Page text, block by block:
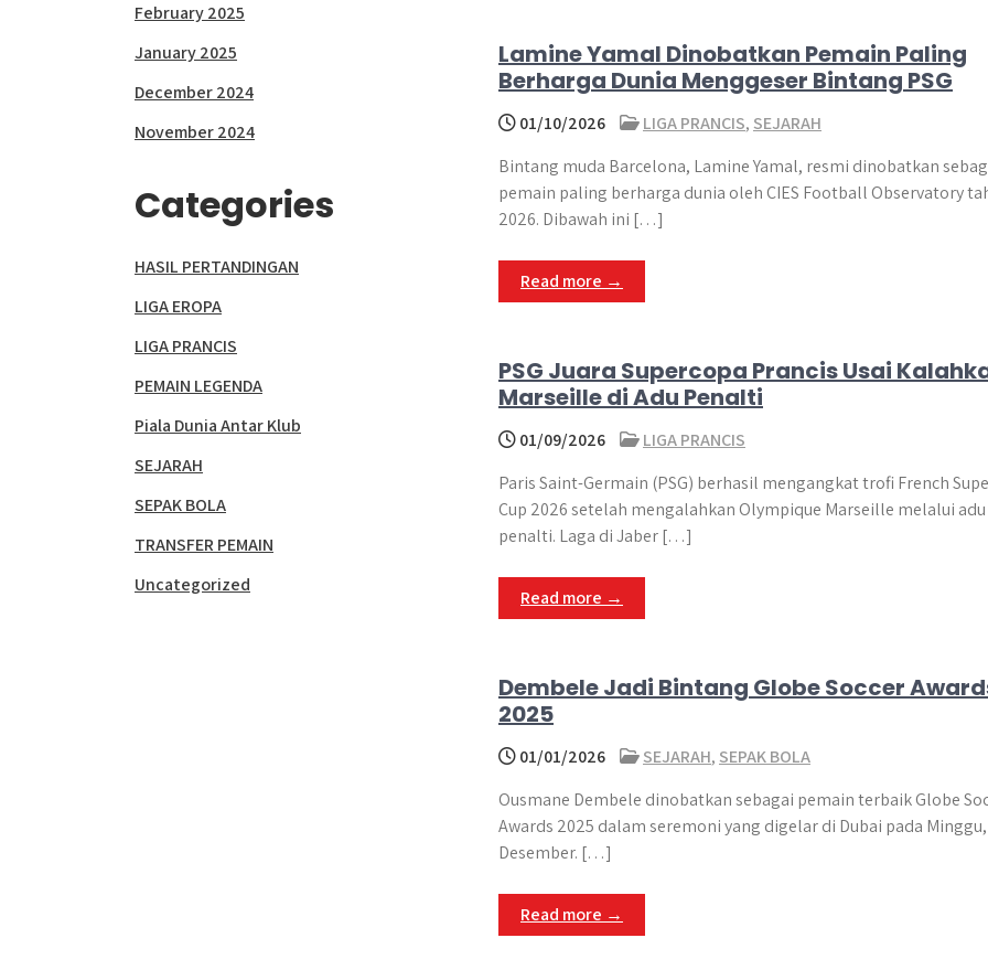
Lamine Yamal Dinobatkan Pemain Paling
Berharga Dunia Menggeser Bintang PSG
01/10/2026 LIGA PRANCIS, SEJARAH
Bintang muda Barcelona, Lamine Yamal, resmi dinobatkan
pemain paling berharga dunia oleh CIES Football Observatory
2026. Dibawah ini […]
Read more →
PSG Juara Supercopa Prancis Usai
Marseille di Adu Penalti
01/09/2026
LIGA PRANCIS
Paris Saint-Germain (PSG) berhasil mengangkat trofi French
Cup 2026 setelah mengalahkan Olympique Marseille melalui adu
penalti. Laga di Jaber […]
Read more →
Dembele Jadi Bintang Globe Soccer
2025
01/01/2026 SEJARAH, SEPAK BOLA
Ousmane Dembele dinobatkan sebagai pemain terbaik Globe
Awards 2025 dalam seremoni yang digelar di Dubai pada
Desember. […]
Read more →
February 2025
January 2025
December 2024
November 2024
Categories
HASIL PERTANDINGAN
LIGA EROPA
LIGA PRANCIS
PEMAIN LEGENDA
Piala Dunia Antar Klub
SEJARAH
SEPAK BOLA
TRANSFER PEMAIN
Uncategorized